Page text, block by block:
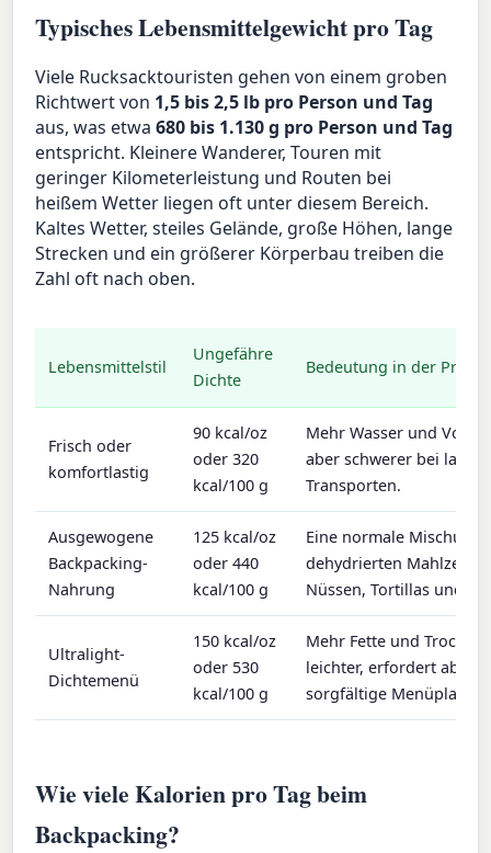
Typisches Lebensmittelgewicht pro Tag
Viele Rucksacktouristen gehen von einem groben
Richtwert von 1,5 bis 2,5 lb pro Person und Tag
aus, was etwa680 bis 1.130 g pro Person und Tag
entspricht. Kleinere Wanderer, Touren mit
geringer Kilometerleistung und Routen bei
heißem Wetter liegen oft unter diesem Bereich.
Kaltes Wetter, steiles Gelände, große Höhen, lange
Strecken und ein größerer Körperbau treiben die
Zahl oft nach oben.
Lebensmittelstil
Ungefähre
Dichte
Bedeutung in der Praxis
Frisch oder
komfortlastig
90 kcal/oz
oder 320
kcal/100 g
Mehr Wasser und
aber schwerer bei
Transporten.
Ausgewogene
Backpacking-
Nahrung
125 kcal/oz
oder 440
kcal/100 g
Eine normale Mischung
dehydrierten
Nüssen, Tortillas und
Ultralight-
Dichtemenü
150 kcal/oz
oder 530
kcal/100 g
Mehr Fette und
leichter, erfordert aber
sorgfältige
Wie viele Kalorien pro Tag beim
Backpacking?